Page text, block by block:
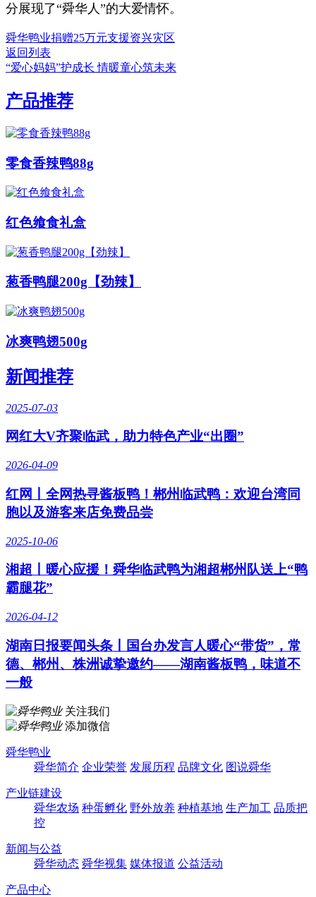
分展现了“舜华人”的大爱情怀。
舜华鸭业捐赠25万元支援资兴灾区
返回列表
“爱心妈妈”护成长 情暖童心筑未来
产品推荐
零食香辣鸭88g
红色飨食礼盒
葱香鸭腿200g【劲辣】
冰爽鸭翅500g
新闻推荐
2025-07-03
网红大V齐聚临武，助力特色产业“出圈”
2026-04-09
红网丨全网热寻酱板鸭！郴州临武鸭：欢迎台湾同
胞以及游客来店免费品尝
2025-10-06
湘超丨暖心应援！舜华临武鸭为湘超郴州队送上“鸭
霸腿花”
2026-04-12
湖南日报要闻头条丨国台办发言人暖心“带货”，常
德、郴州、株洲诚挚邀约——湖南酱板鸭，味道不
一般
关注我们
添加微信
舜华鸭业
舜华简介 企业荣誉 发展历程 品牌文化 图说舜华
产业链建设
舜华农场 种蛋孵化 野外放养 种植基地 生产加工 品质把
控
新闻与公益
舜华动态 舜华视集 媒体报道 公益活动
产品中心